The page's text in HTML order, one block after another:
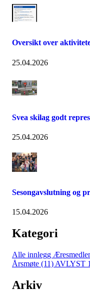
Oversikt over
25.04.2026
Svea skilag godt
25.04.2026
Sesongavslutning og
15.04.2026
Kategori
Alle innlegg
Årsmøte (11) AVLYST
Arkiv